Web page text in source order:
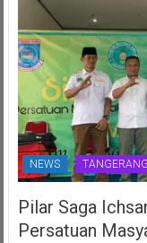
NEWS
Pilar Saga
Persatuan